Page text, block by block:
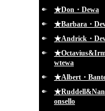
★Don・Dewa
★Barbara・
★Andrick・
wtewa
★Albert・
onsello